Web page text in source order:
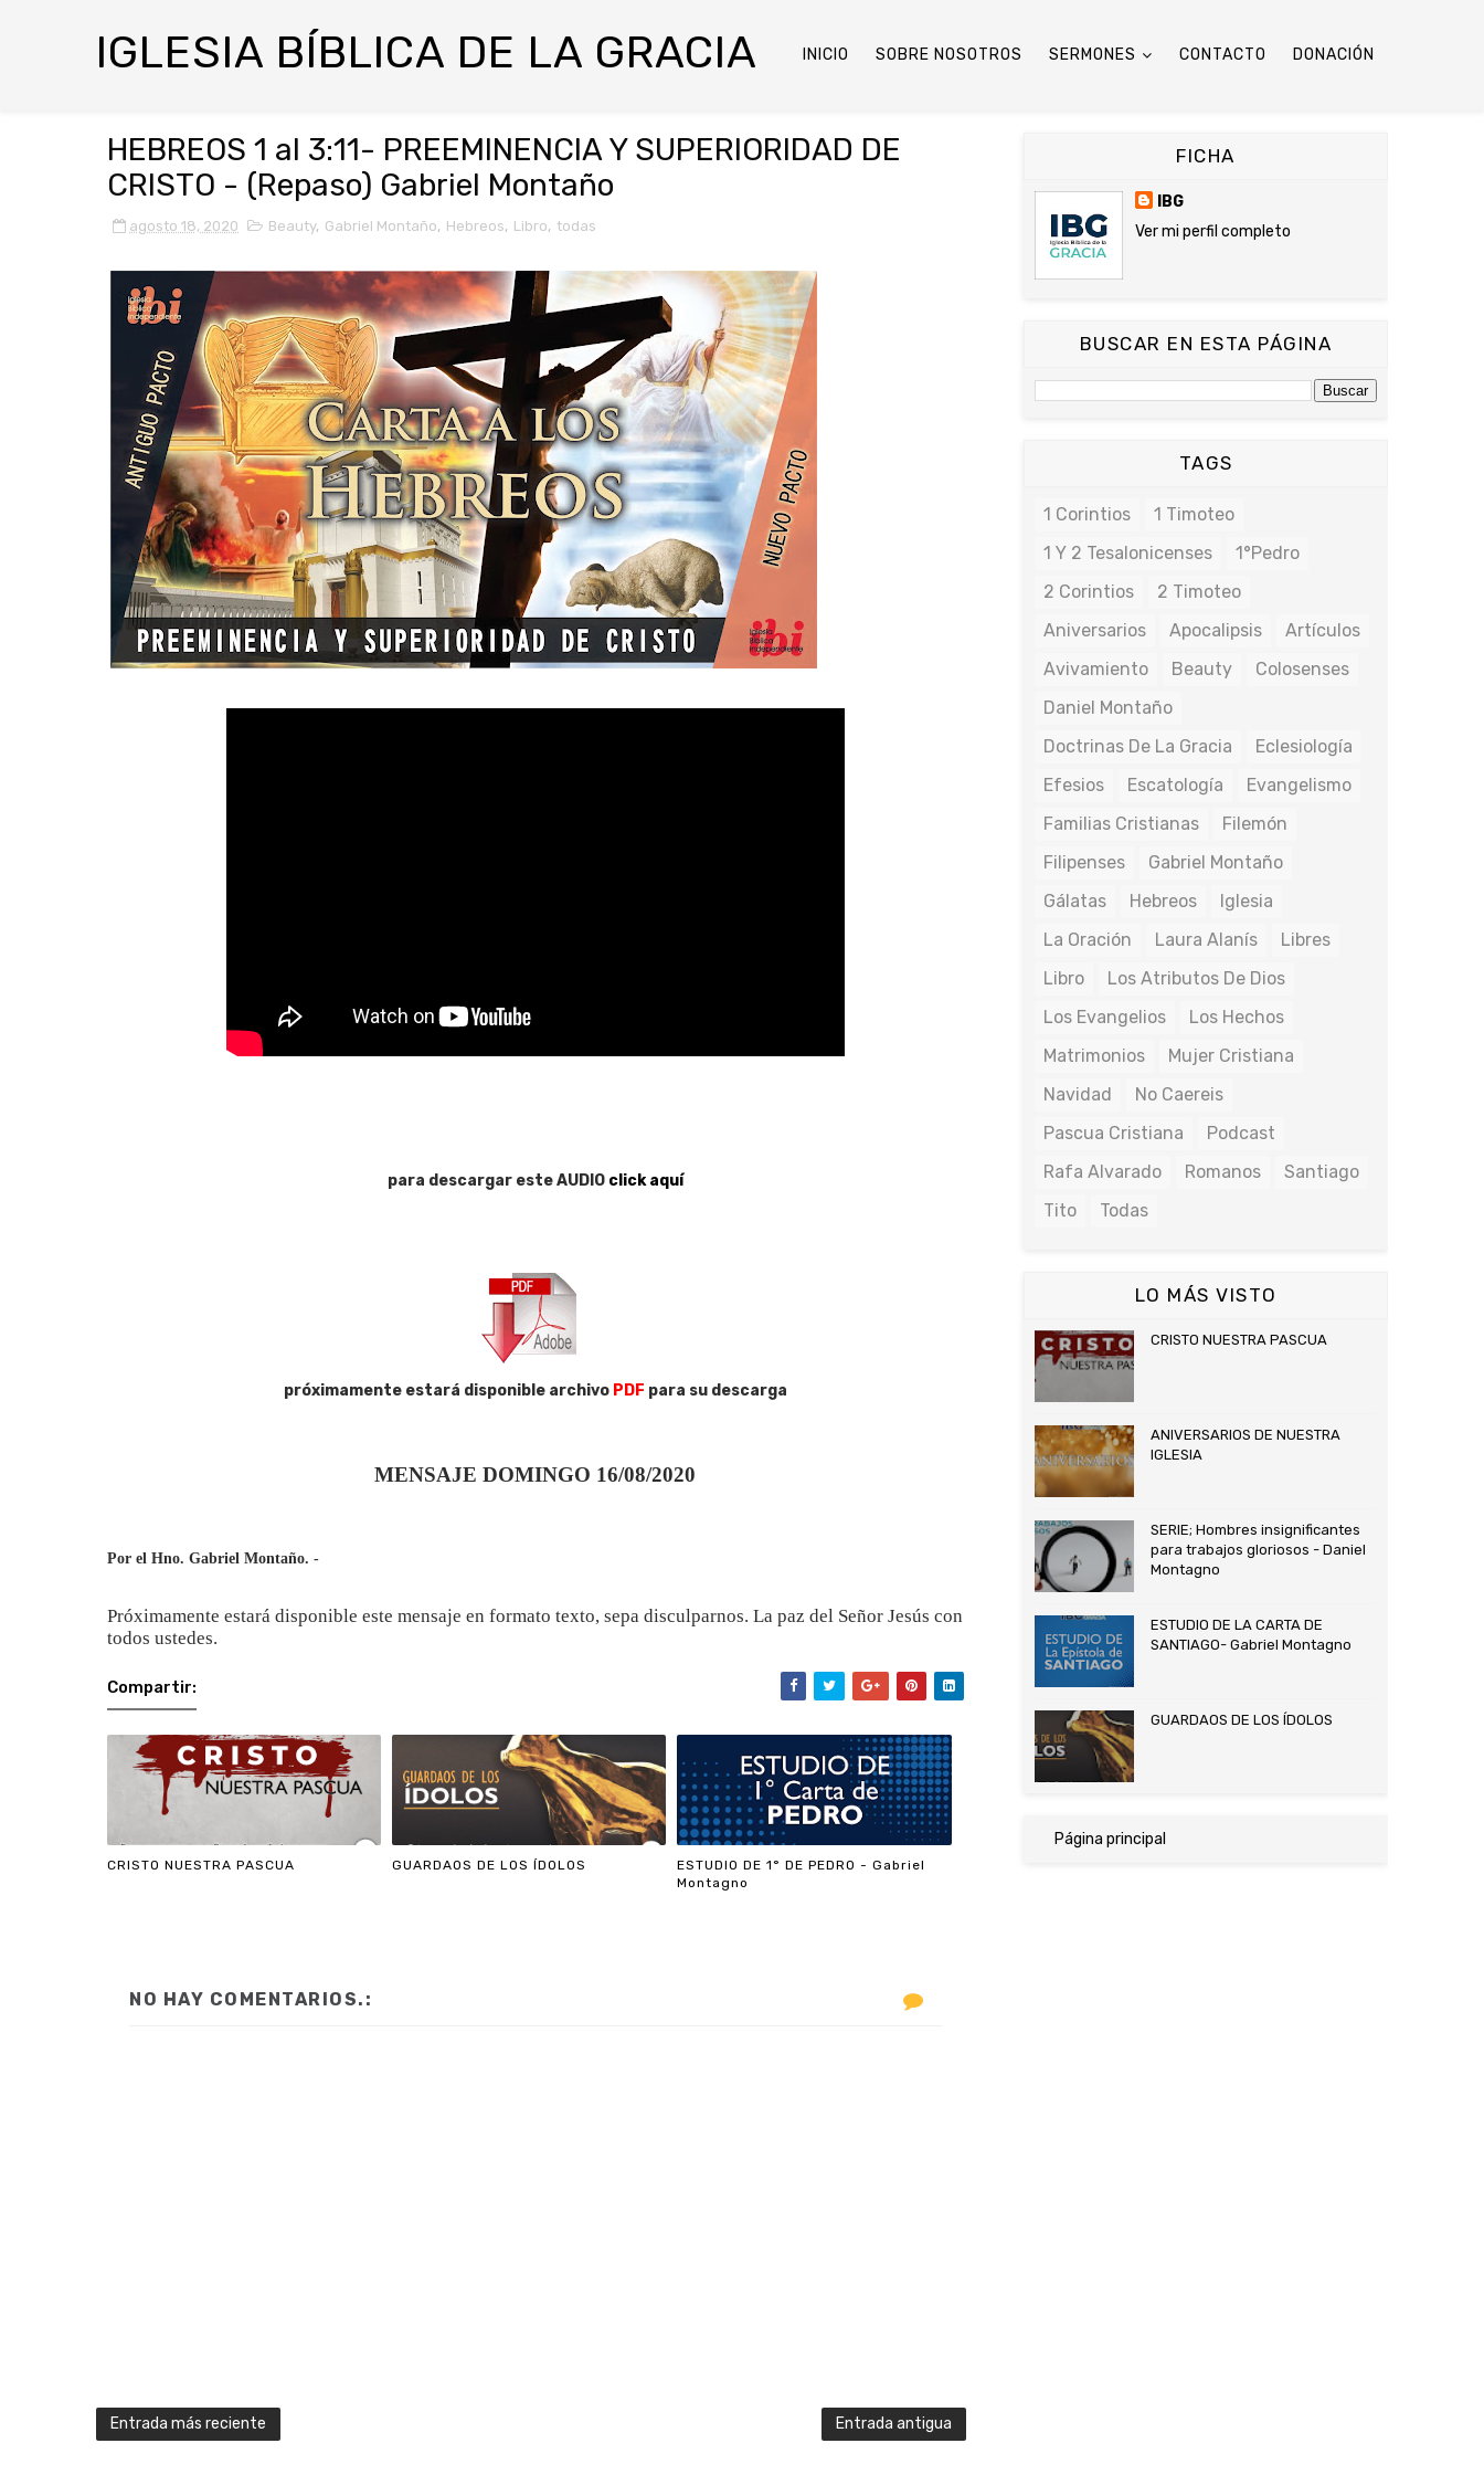
IGLESIA BÍBLICA DE LA GRACIA INICIO SOBRE NOSOTROS SERMONES CONTACTO DONACIÓN
HEBREOS 1 al 3:11- PREEMINENCIA Y SUPERIORIDAD DE
CRISTO - (Repaso) Gabriel Montaño
agosto 18, 2020 Beauty, Gabriel Montaño, Hebreos, Libro, todas
para descargar este AUDIO click aquí
próximamente estará disponible archivo PDF para su descarga
MENSAJE DOMINGO 16/08/2020
Por el Hno. Gabriel Montaño. -
Próximamente estará disponible este mensaje en formato texto, sepa disculparnos. La paz del Señor Jesús con
todos ustedes.
Compartir:
CRISTO NUESTRA PASCUA GUARDAOS DE LOS ÍDOLOS
ESTUDIO DE 1° DE PEDRO - Gabriel
Montagno
NO HAY COMENTARIOS.:
Entrada más reciente Entrada antigua
FICHA
IBG
Ver mi perfil completo
BUSCAR EN ESTA PÁGINA
TAGS
1 Corintios
1 Timoteo
1 Y 2 Tesalonicenses
1°Pedro
2 Corintios
2 Timoteo
Aniversarios
Apocalipsis
Artículos
Avivamiento
Beauty
Colosenses
Daniel Montaño
Doctrinas De La Gracia
Eclesiología
Efesios
Escatología
Evangelismo
Familias Cristianas
Filemón
Filipenses
Gabriel Montaño
Gálatas
Hebreos
Iglesia
La Oración
Laura Alanís
Libres
Libro
Los Atributos De Dios
Los Evangelios
Los Hechos
Matrimonios
Mujer Cristiana
Navidad
No Caereis
Pascua Cristiana
Podcast
Rafa Alvarado
Romanos
Santiago
Tito
Todas
LO MÁS VISTO
CRISTO NUESTRA PASCUA
ANIVERSARIOS DE NUESTRA
IGLESIA
SERIE; Hombres insignificantes
para trabajos gloriosos - Daniel
Montagno
ESTUDIO DE LA CARTA DE
SANTIAGO- Gabriel Montagno
GUARDAOS DE LOS ÍDOLOS
Página principal